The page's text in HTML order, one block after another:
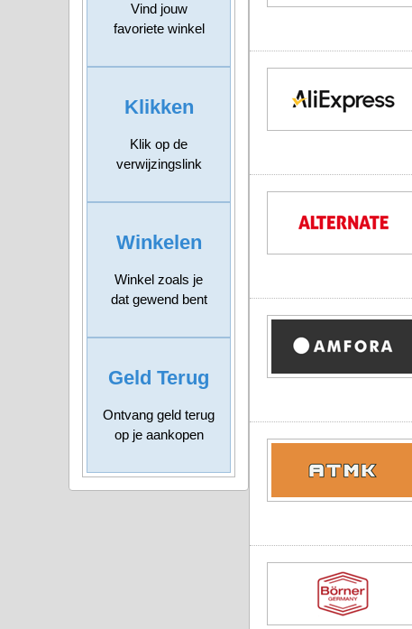
Vind jouw
favoriete winkel
Klikken
Klik op de
verwijzingslink
Winkelen
Winkel zoals je
dat gewend bent
Geld Terug
Ontvang geld terug
op je aankopen